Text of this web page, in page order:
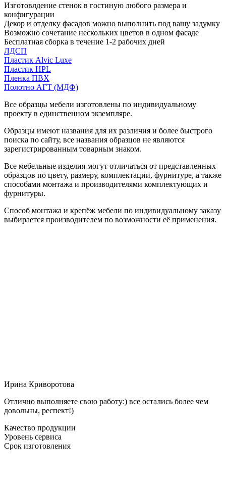
Изготовлдение стенок в гостиную любого размера и
конфигурации
Декор и отделку фасадов можно выполнить под вашу задумку
Возможно сочетание нескольких цветов в одном фасаде
Бесплатная сборка в течение 1-2 рабочих дней
ЛДСП
Пластик Alvic Luxe
Пластик HPL
Пленка ПВХ
Полотно АГТ (МДФ)
Все образцы мебели изготовлены по индивидуальному
проекту в единственном экземпляре.
Образцы имеют названия для их различия и более быстрого
поиска по сайту, все названия образцов не являются
зарегистрированным товарным знаком.
Все мебельные изделия могут отличаться от представленных
образцов по цвету, размеру, комплектации, фурнитуре, а также
способами монтажа и производителями комплектующих и
фурнитуры.
Способ монтажа и крепёж мебели по индивидуальному заказу
выбирается производителем по возможности её применения.
Ирина Криворотова
Отлично выполняете свою работу:) все остались более чем
довольны, респект!)
Качество продукции
Уровень сервиса
Срок изготовления